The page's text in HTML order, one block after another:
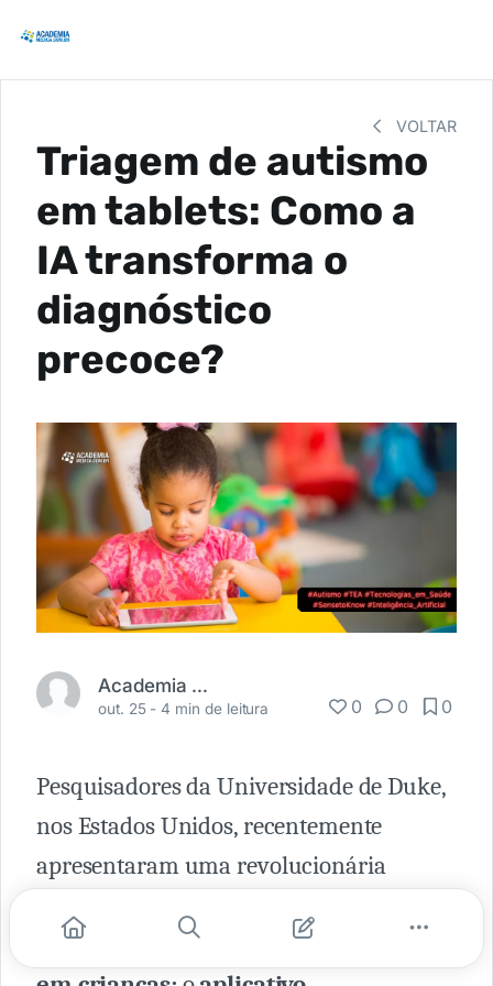
VOLTAR
Triagem de autismo
em tablets: Como a
IA transforma o
diagnóstico
precoce?
Academia Médica
out. 25 -4 min de leitura 0 0 0
Pesquisadores da Universidade de Duke,
nos Estados Unidos, recentemente
apresentaram uma revolucionária
significativos no
rastreio do autismo